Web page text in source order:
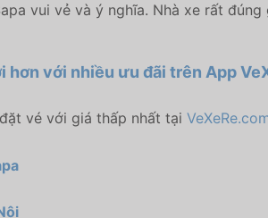
vui vẻ và ý nghĩa. Nhà xe rất
hơn với nhiều ưu đãi trên App
vé với giá thấp nhất tại